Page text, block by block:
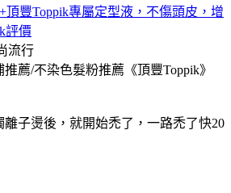
頂豐Toppik專屬定型液，不傷頭皮，增
評價
流行
子燙後，就開始禿了，一路禿了快20